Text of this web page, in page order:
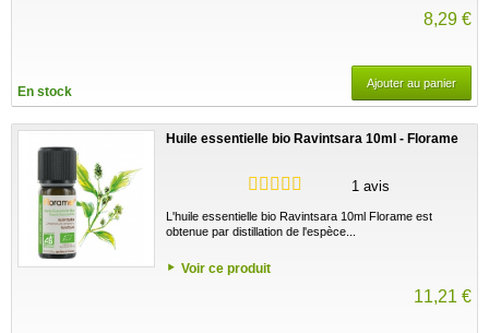
8,29 €
En stock
Ajouter au panier
Huile essentielle bio Ravintsara 10ml - Florame
1 avis
L'huile essentielle bio Ravintsara 10ml Florame est
obtenue par distillation de l'espèce...
Voir ce produit
11,21 €